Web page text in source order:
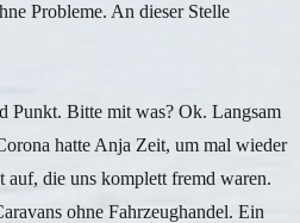
Probleme. An dieser Stelle
Punkt. Bitte mit was? Ok. Langsam
hatte Anja Zeit, um mal wieder
auf, die uns komplett fremd waren.
ohne Fahrzeughandel. Ein